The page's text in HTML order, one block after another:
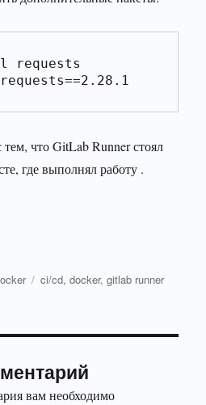
requests
что GitLab Runner стоял
где выполнял работу .
Метки
ci/cd,docker,gitlab runner
вам необходимо